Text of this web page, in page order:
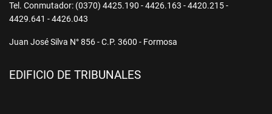
Tel. Conmutador: (0370) 4425.190 - 4426.163 - 4420.215 -
4429.641 - 4426.043
Juan José Silva N° 856 - C.P. 3600 - Formosa
EDIFICIO DE TRIBUNALES